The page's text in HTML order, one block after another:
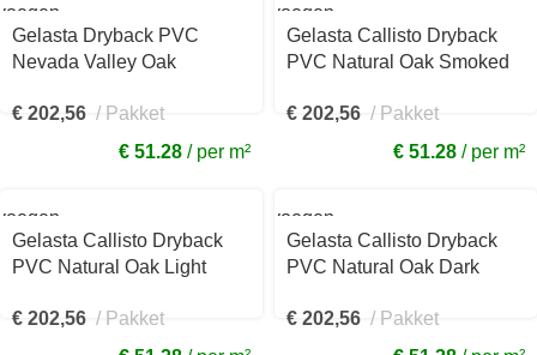
Gelasta Dryback PVC
Nevada Valley Oak
€ 202,56
Pakket
€ 51.28
per m²
Toevoegen
winkelwagen
Gelasta Callisto Dryback
PVC Natural Oak Smoked
€ 202,56
Pakket
€ 51.28
per m²
Gelasta Callisto Dryback
PVC Natural Oak Light
€ 202,56
Pakket
Toevoegen
winkelwagen
Gelasta Callisto Dryback
PVC Natural Oak Dark
€ 202,56
Pakket